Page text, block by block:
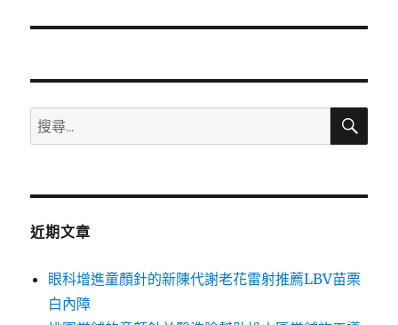
文
搜
尋
鍵
搜
近期文章
眼科增進童顏針的新陳代謝老花雷射推薦LBV苗栗
白內障